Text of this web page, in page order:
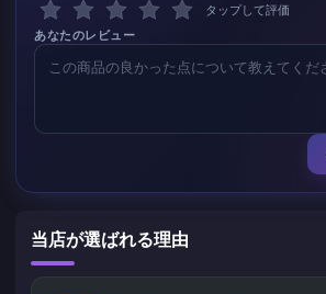
タップして評価
あなたのレビュー
当店が選ばれる理由